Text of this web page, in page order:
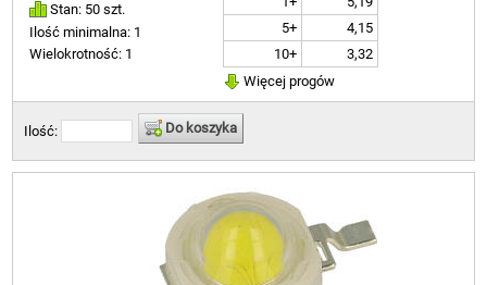
Stan: 50 szt.
Ilość minimalna: 1
Wielokrotność: 1
5+
4,15
10+
3,32
Więcej progów
Ilość: Do koszyka